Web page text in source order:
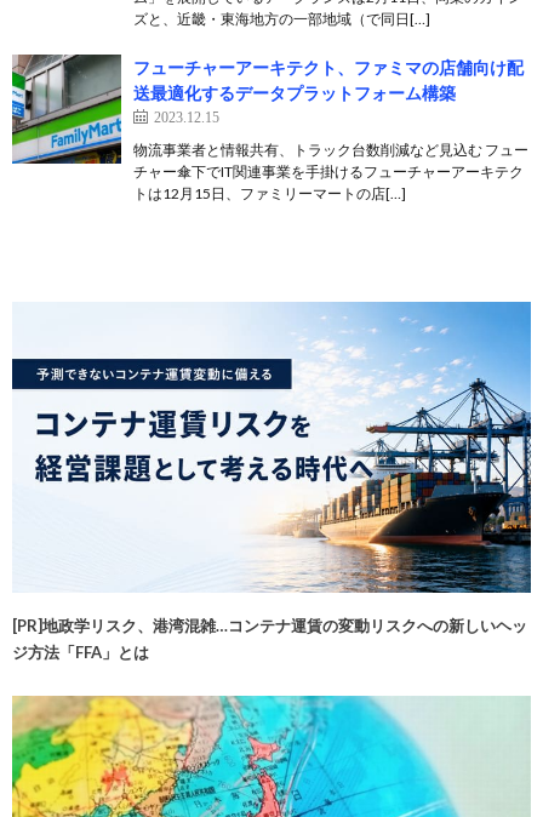
ズと、近畿・東海地方の一部地域（で同日[…]
フューチャーアーキテクト、ファミマの店舗向け配
送最適化するデータプラットフォーム構築
2023.12.15
物流事業者と情報共有、トラック台数削減など見込む フュー
チャー傘下でIT関連事業を手掛けるフューチャーアーキテク
トは12月15日、ファミリーマートの店[…]
[PR]地政学リスク、港湾混雑…コンテナ運賃の変動リスクへの新しいヘッ
ジ方法「FFA」とは